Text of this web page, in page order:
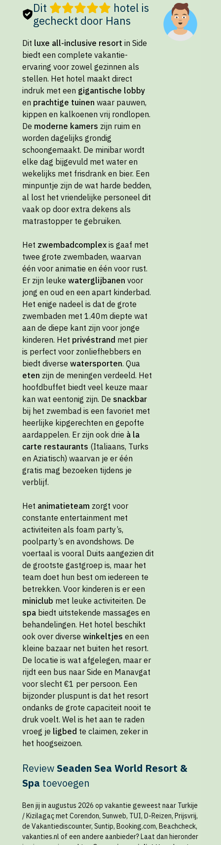
Dit
hotel is
gecheckt door Hans
Dit luxe all-inclusive resort in Side
biedt een complete vakantie-
ervaring voor zowel gezinnen als
stellen. Het hotel maakt direct
indruk met een gigantische lobby
en prachtige tuinen waar pauwen,
kippen en kalkoenen vrij rondlopen.
De moderne kamers zijn ruim en
worden dagelijks grondig
schoongemaakt. De minibar wordt
elke dag bijgevuld met water en
wekelijks met frisdrank en bier. Een
minpuntje zijn de wat harde bedden,
al lost het vriendelijke personeel dit
vaak op door extra dekens als
matrastopper te gebruiken.
Het zwembadcomplex is gaaf met
twee grote zwembaden, waarvan
één voor animatie en één voor rust.
Er zijn leuke waterglijbanen voor
jong en oud en een apart kinderbad.
Het enige nadeel is dat de grote
zwembaden met 1.40m diepte wat
aan de diepe kant zijn voor jonge
kinderen. Het privéstrand met pier
is perfect voor zonliefhebbers en
biedt diverse watersporten. Qua
eten zijn de meningen verdeeld. Het
hoofdbuffet biedt veel keuze maar
kan wat eentonig zijn. De snackbar
bij het zwembad is een favoriet met
heerlijke kipgerechten en gepofte
aardappelen. Er zijn ook drie à la
carte restaurants (Italiaans, Turks
en Aziatisch) waarvan je er één
gratis mag bezoeken tijdens je
verblijf.
Het animatieteam zorgt voor
constante entertainment met
activiteiten als foam party’s,
poolparty’s en avondshows. De
voertaal is vooral Duits aangezien dit
de grootste gastgroep is, maar het
team doet hun best om iedereen te
betrekken. Voor kinderen is er een
miniclub met leuke activiteiten. De
spa biedt uitstekende massages en
behandelingen. Het hotel beschikt
ook over diverse winkeltjes en een
kleine bazaar net buiten het resort.
De locatie is wat afgelegen, maar er
rijdt een bus naar Side en Manavgat
voor slecht €1 per persoon. Een
bijzonder pluspunt is dat het resort
ondanks de grote capaciteit nooit te
druk voelt. Wel is het aan te raden
vroeg je ligbed te claimen, zeker in
het hoogseizoen.
Review Seaden Sea World Resort &
Spa toevoegen
Ben jij in augustus 2026 op vakantie geweest naar Turkije
/ Kizilagaç met Corendon, Sunweb, TUI, D-Reizen, Prijsvrij,
de Vakantiediscounter, Suntip, Booking.com, Beachcheck,
vakanties.nl of een andere aanbieder? Laat dan hieronder